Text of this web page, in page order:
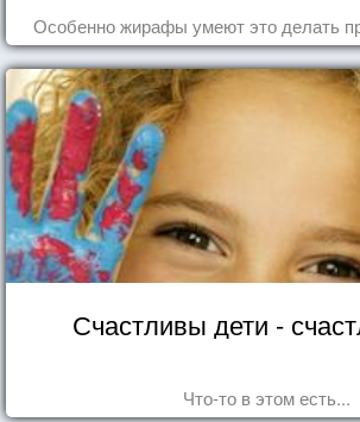
Особенно жирафы умеют это делать
Счастливы дети -
Что-то в этом есть...